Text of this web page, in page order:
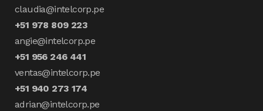
claudia@intelcorp.pe
+51 978 809 223
angie@intelcorp.pe
+51 956 246 441
ventas@intelcorp.pe
+51 940 273 174
adrian@intelcorp.pe